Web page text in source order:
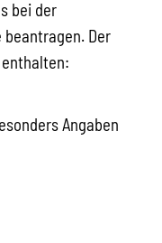
bei der
Der
Angaben